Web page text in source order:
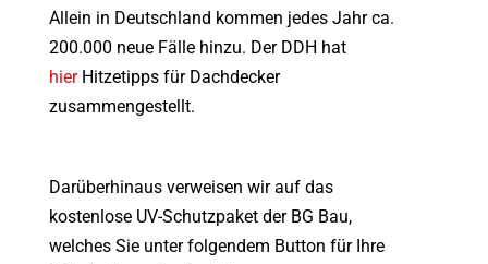
Allein in Deutschland kommen jedes Jahr ca.
200.000 neue Fälle hinzu. Der DDH hat
hierHitzetipps für Dachdecker
zusammengestellt.
Darüberhinaus verweisen wir auf das
kostenlose UV-Schutzpaket der BG Bau,
welches Sie unter folgendem Button für Ihre